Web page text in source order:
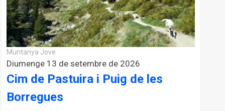
Muntanya Jove
Diumenge 13 de setembre de 2026
Cim de Pastuira i Puig de les
Borregues